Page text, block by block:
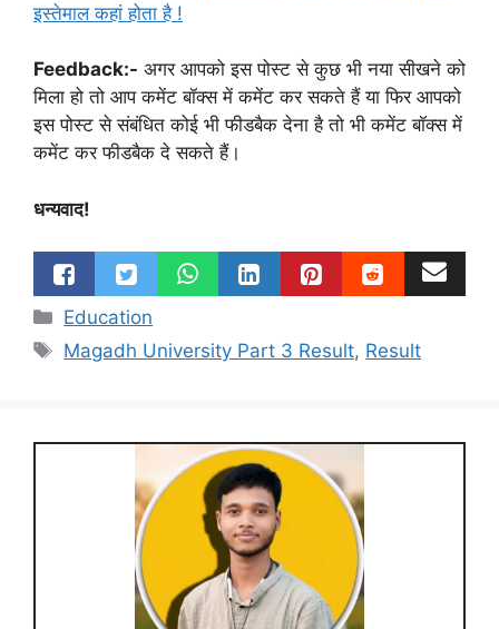
इस्तेमाल कहां होता है !
Feedback:- अगर आपको इस पोस्ट से कुछ भी नया सीखने को
मिला हो तो आप कमेंट बॉक्स में कमेंट कर सकते हैं या फिर आपको
इस पोस्ट से संबंधित कोई भी फीडबैक देना है तो भी कमेंट बॉक्स में
कमेंट कर फीडबैक दे सकते हैं।
धन्यवाद!
Categories
Education
Tags
Magadh University Part 3 Result, Result